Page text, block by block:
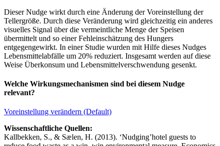
Dieser Nudge wirkt durch eine Änderung der Voreinstellung der
Tellergröße. Durch diese Veränderung wird gleichzeitig ein anderes
visuelles Signal über die vermeintliche Menge der Speisen
übermittelt und so einer Fehleinschätzung des Hungers
entgegengewirkt. In einer Studie wurden mit Hilfe dieses Nudges
Lebensmittelabfälle um 20% reduziert. Insgesamt werden auf diese
Weise Überkonsum und Lebensmittelverschwendung gesenkt.
Welche Wirkungsmechanismen sind bei diesem Nudge
relevant?
Voreinstellung verändern (Default)
Wissenschaftliche Quellen:
Kallbekken, S., & Sælen, H. (2013). ‘Nudging’hotel guests to